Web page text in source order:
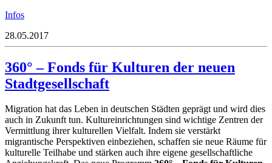
Infos
28.05.2017
360° – Fonds für Kulturen der neuen
Stadtgesellschaft
Migration hat das Leben in deutschen Städten geprägt und wird dies
auch in Zukunft tun. Kultureinrichtungen sind wichtige Zentren der
Vermittlung ihrer kulturellen Vielfalt. Indem sie verstärkt
migrantische Perspektiven einbeziehen, schaffen sie neue Räume für
kulturelle Teilhabe und stärken auch ihre eigene gesellschaftliche